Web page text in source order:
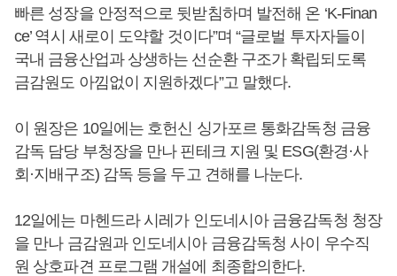
빠른 성장을 안정적으로 뒷받침하며 발전해 온 ‘K-Finan
ce’ 역시 새로이 도약할 것이다”며 “글로벌 투자자들이
국내 금융산업과 상생하는 선순환 구조가 확립되도록
금감원도 아낌없이 지원하겠다”고 말했다.
이 원장은 10일에는 호헌신 싱가포르 통화감독청 금융
감독 담당 부청장을 만나 핀테크 지원 및 ESG(환경·사
회·지배구조) 감독 등을 두고 견해를 나눈다.
12일에는 마헨드라 시레가 인도네시아 금융감독청 청장
을 만나 금감원과 인도네시아 금융감독청 사이 우수직
원 상호파견 프로그램 개설에 최종합의한다.